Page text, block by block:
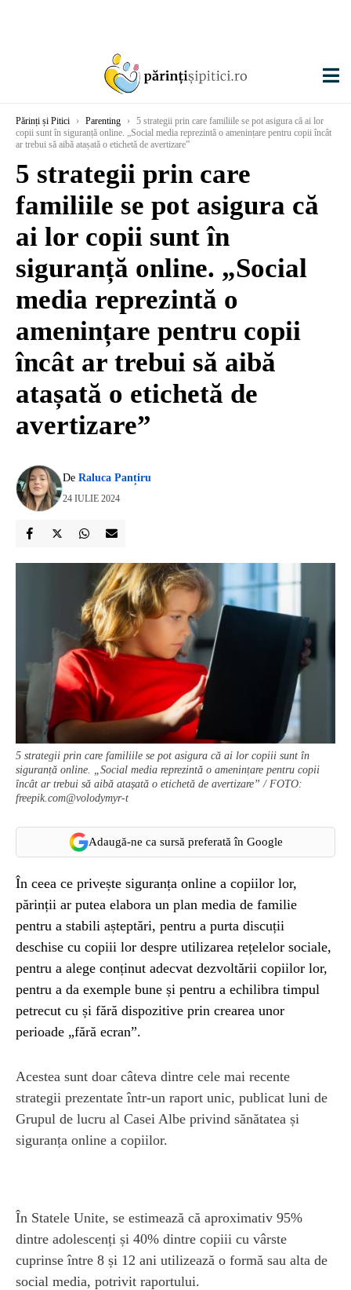
Părinți și Pitici › Parenting ›
5 strategii prin care familiile se pot asigura că ai lor
copii sunt în siguranță online. „Social media reprezintă o amenințare pentru copii încât
ar trebui să aibă atașată o etichetă de avertizare”
5 strategii prin care
familiile se pot asigura că
ai lor copii sunt în
siguranță online. „Social
media reprezintă o
amenințare pentru copii
încât ar trebui să aibă
atașată o etichetă de
avertizare”
De Raluca Panțiru
24 IULIE 2024
5 strategii prin care familiile se pot asigura că ai lor copiii sunt în
siguranță online. „Social media reprezintă o amenințare pentru copii
încât ar trebui să aibă atașată o etichetă de avertizare” / FOTO:
freepik.com@volodymyr-t
Adaugă-ne ca sursă preferată în Google
În ceea ce privește siguranța online a copiilor lor,
părinții ar putea elabora un plan media de familie
pentru a stabili așteptări, pentru a purta discuții
deschise cu copiii lor despre utilizarea rețelelor sociale,
pentru a alege conținut adecvat dezvoltării copiilor lor,
pentru a da exemple bune și pentru a echilibra timpul
petrecut cu și fără dispozitive prin crearea unor
perioade „fără ecran”.
Acestea sunt doar câteva dintre cele mai recente
strategii prezentate într-un raport unic, publicat luni de
Grupul de lucru al Casei Albe privind sănătatea și
siguranța online a copiilor.
În Statele Unite, se estimează că aproximativ 95%
dintre adolescenți și 40% dintre copiii cu vârste
cuprinse între 8 și 12 ani utilizează o formă sau alta de
social media, potrivit raportului.